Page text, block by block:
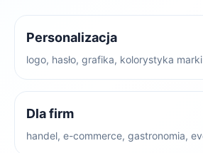
Personalizacja
logo, hasło, grafika, kolorystyka marki
Dla firm
handel, e-commerce, gastronomia,